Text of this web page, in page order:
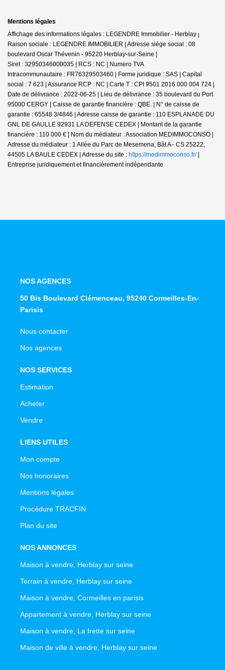
Mentions légales
Affichage des informations légales : LEGENDRE Immobilier - Herblay |
Raison sociale : LEGENDRE IMMOBILIER | Adresse siège social : 08
boulevard Oscar Thévenin - 95220 Herblay-sur-Seine |
Siret : 32950346000035 | RCS : NC | Numero TVA
Intracommunautaire : FR76329503460 | Forme juridique : SAS | Capital
social : 7 623 | Assurance RCP : NC | Carte T : CPI 9501 2016 000 004 724 |
Date de délivrance : 2022-06-25 | Lieu de délivrance : 35 boulevard du Port
95000 CERGY | Caisse de garantie financière : QBE. | N° de caisse de
garantie : 65548 3/4846 | Adresse caisse de garantie : 110 ESPLANADE DU
GNL DE GAULLE 92931 LA DEFENSE CEDEX | Montant de la garantie
financière : 110 000 € | Nom du médiateur : Association MEDIMMOCONSO |
Adresse du médiateur : 1 Allée du Parc de Mesemena, Bât A - CS 25222,
44505 LA BAULE CEDEX | Adresse du site : https://medimmoconso.fr/|
Entreprise juridiquement et financièrement indépendante
NOS AGENCES
50 Bis Boulevard Clémenceau, 95240 Cormeilles-En-
Parisis
Nous contacter
Nos agences
NOS SERVICES
Estimation
Acheter
Vendre
LIENS UTILES
Mon compte
Nos honoraires
Mentions légales
Procédure TRACFIN
Plan du site
NOS ANNONCES
Maison à vendre, Herblay sur seine
Terrain à vendre, Herblay sur seine
Maison à vendre, Cormeilles en parisis
Appartement à vendre, Herblay sur seine
Maison à vendre, La frette sur seine
Maison de ville à vendre, Herblay sur seine